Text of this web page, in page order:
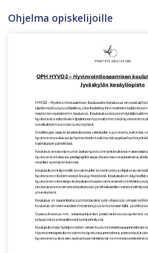
Ohjelma opiskelijoille